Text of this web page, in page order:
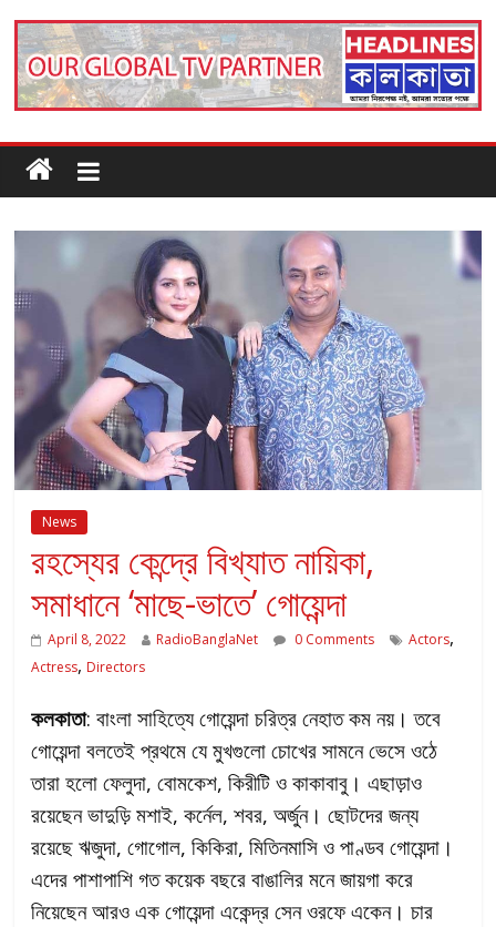
News
রহস্যের কেন্দ্রে বিখ্যাত নায়িকা,
সমাধানে ‘মাছে-ভাতে’ গোয়েন্দা
April 8, 2022 RadioBanglaNet 0 Comments Actors,
Actress, Directors
কলকাতা: বাংলা সাহিত্যে গোয়েন্দা চরিত্র নেহাত কম নয়। তবে
গোয়েন্দা বলতেই প্রথমে যে মুখগুলো চোখের সামনে ভেসে ওঠে
তারা হলো ফেলুদা, বোমকেশ, কিরীটি ও কাকাবাবু। এছাড়াও
রয়েছেন ভাদুড়ি মশাই, কর্নেল, শবর, অর্জুন। ছোটদের জন্য
রয়েছে ঋজুদা, গোগোল, কিকিরা, মিতিনমাসি ও পাণ্ডব গোয়েন্দা।
এদের পাশাপাশি গত কয়েক বছরে বাঙালির মনে জায়গা করে
নিয়েছেন আরও এক গোয়েন্দা একেন্দ্র সেন ওরফে একেন। চার